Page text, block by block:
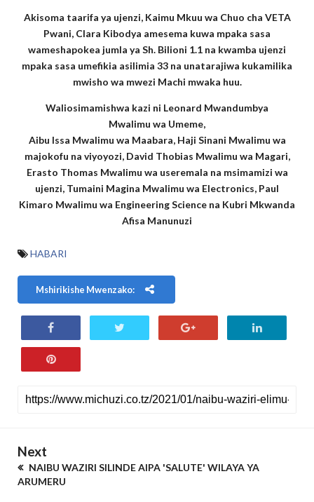
Akisoma taarifa ya ujenzi, Kaimu Mkuu wa Chuo cha VETA
Pwani, Clara Kibodya amesema kuwa mpaka sasa
wameshapokea jumla ya Sh. Bilioni 1.1 na kwamba ujenzi
mpaka sasa umefikia asilimia 33 na unatarajiwa kukamilika
mwisho wa mwezi Machi mwaka huu.
Waliosimamishwa kazi ni Leonard Mwandumbya
Mwalimu wa Umeme,
Aibu Issa Mwalimu wa Maabara, Haji Sinani Mwalimu wa
majokofu na viyoyozi, David Thobias Mwalimu wa Magari,
Erasto Thomas Mwalimu wa useremala na msimamizi wa
ujenzi, Tumaini Magina Mwalimu wa Electronics, Paul
Kimaro Mwalimu wa Engineering Science na Kubri Mkwanda
Afisa Manunuzi
HABARI
Mshirikishe Mwenzako:
Next
NAIBU WAZIRI SILINDE AIPA 'SALUTE' WILAYA YA
ARUMERU